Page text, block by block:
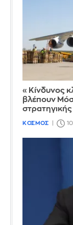
«Κίνδυνος
βλέπουν
ΚΟΣΜΟΣ